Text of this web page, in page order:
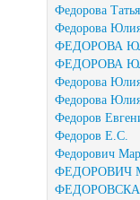
Федорова
Федорова
ФЕДОРОВА
ФЕДОРОВА
Федорова
Федорова
Федоров
Федоров Е.С.
Федорович
ФЕДОРОВИЧ